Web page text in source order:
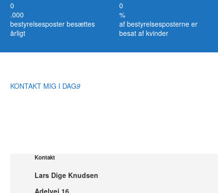
0
.000
bestyrelsesposter besættes
årligt
0
%
af bestyrelsesposterne er
besat af kvinder
KONTAKT MIG I DAG9
Kontakt
Lars Dige Knudsen